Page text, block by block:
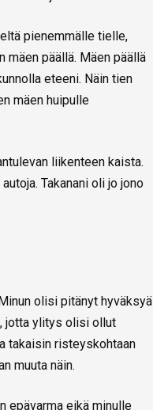
pienemmälle tielle,
päällä. Mäen päällä
eteeni. Näin tien
mäen huipulle
liikenteen kaista.
Takanani oli jo jono
olisi pitänyt hyväksyä
jotta ylitys olisi ollut
takaisin risteyskohtaan
muuta näin.
epävarma eikä minulle